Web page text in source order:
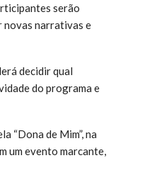
serão
novas narrativas e
decidir qual
do programa e
“Dona de Mim”, na
um evento marcante,